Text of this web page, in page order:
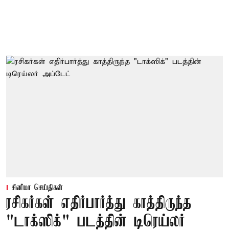
சினிமா செய்திகள்
ரசிகர்கள் எதிர்பார்த்து காத்திருந்த
"டாக்ஸிக்" படத்தின் டிரெய்லர்